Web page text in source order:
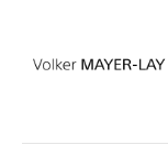
« Alle